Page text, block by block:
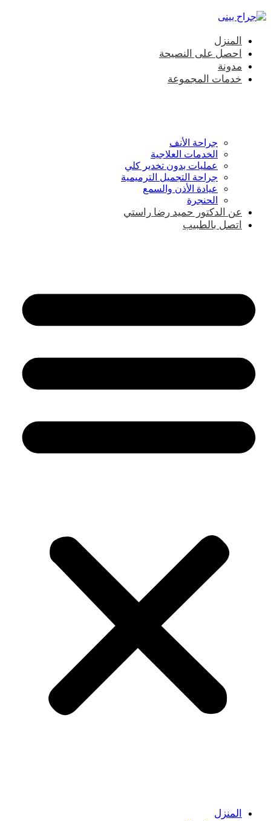
المنزل
احصل على النصيحة
مدونة
خدمات المجموعة
جراحة الأنف
الخدمات العلاجية
عمليات بدون تخدير كلي
جراحة التجميل الترميمية
عيادة الأذن والسمع
الحنجرة
عن الدكتور حميد رضا راستي
اتصل بالطبيب
المنزل